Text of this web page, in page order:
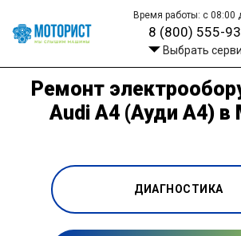
Время работы: с 08:00
8 (800) 555-
Выбрать
Ремонт
Audi A4 (Ауди А4) в
ДИАГНОСТИКА